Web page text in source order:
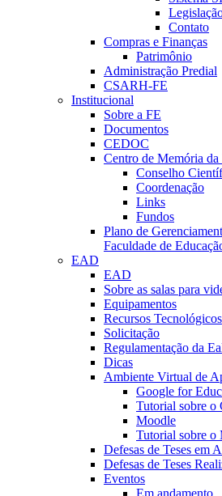
Contato
Compras e Finanças
Patrimônio
Administração Predial
CSARH-FE
Institucional
Sobre a FE
Documentos
CEDOC
Centro de Memória da
Conselho
Coordenação
Links
Fundos
Plano de
Faculdade de
EAD
EAD
Sobre as salas para
Equipamentos
Recursos Tecnológicos
Solicitação
Regulamentação da
Dicas
Ambiente Virtual de
Google for
Tutorial sobre o
Moodle
Tutorial sobre o
Defesas de Teses em
Defesas de Teses
Eventos
Em andamento